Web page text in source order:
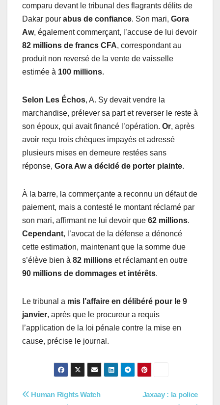
comparu devant le tribunal des flagrants délits de
Dakar pour abus de confiance. Son mari, Gora
Aw, également commerçant, l’accuse de lui devoir
82 millions de francs CFA, correspondant au
produit non reversé de la vente de vaisselle
estimée à 100 millions.
Selon Les Échos, A. Sy devait vendre la
marchandise, prélever sa part et reverser le reste à
son époux, qui avait financé l’opération. Or, après
avoir reçu trois chèques impayés et adressé
plusieurs mises en demeure restées sans
réponse, Gora Aw a décidé de porter plainte.
À la barre, la commerçante a reconnu un défaut de
paiement, mais a contesté le montant réclamé par
son mari, affirmant ne lui devoir que 62 millions.
Cependant, l’avocat de la défense a dénoncé
cette estimation, maintenant que la somme due
s’élève bien à 82 millions et réclamant en outre
90 millions de dommages et intérêts.
Le tribunal a mis l’affaire en délibéré pour le 9
janvier, après que le procureur a requis
l’application de la loi pénale contre la mise en
cause, précise le journal.
Navigation
Jaxaay : la police
Human Rights Watch